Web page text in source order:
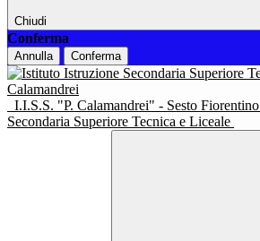
Chiudi
Conferma
Annulla Conferma
I.I.S.S. "P. Calamandrei" - Sesto Fiorentino
Secondaria Superiore Tecnica e Liceale